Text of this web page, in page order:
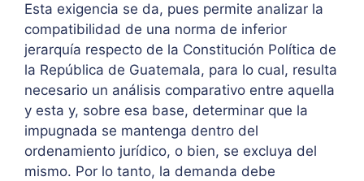
Esta exigencia se da, pues permite analizar la
compatibilidad de una norma de inferior
jerarquía respecto de la Constitución Política de
la República de Guatemala, para lo cual, resulta
necesario un análisis comparativo entre aquella
y esta y, sobre esa base, determinar que la
impugnada se mantenga dentro del
ordenamiento jurídico, o bien, se excluya del
mismo. Por lo tanto, la demanda debe